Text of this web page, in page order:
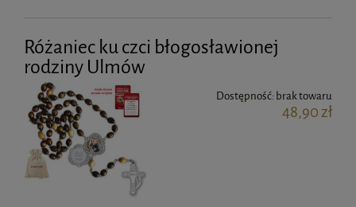
Różaniec ku czci błogosławionej
rodziny Ulmów
Dostępność: brak towaru
48,90 zł